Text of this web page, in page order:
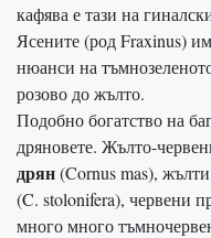
кафява е тази на
Ясените (род Fraxinus)
нюанси на
розово до жълто.
Подобно богатство на
дряновете. Жълто-
дрян(Cornus mas),
(C. stolonifera), червени
много много